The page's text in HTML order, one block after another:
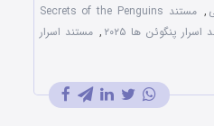
,
مستند Secrets of the Penguins
اسرار پنگوئن ها ۲۰۲۵ , مستند اسرار